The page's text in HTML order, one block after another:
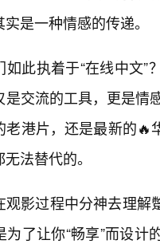
是一种情感的传递。
如此执着于“在线中文
交流的工具，更是情
老港片，还是最新的
法替代的。
观影过程中分神去理解
为了让你“畅享”而设